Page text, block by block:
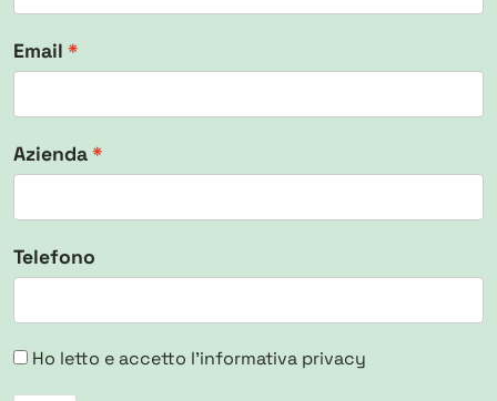
Email
Azienda
Telefono
Ho letto e accetto l'informativa privacy